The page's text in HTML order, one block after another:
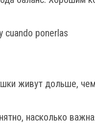
живут дольше,
насколько